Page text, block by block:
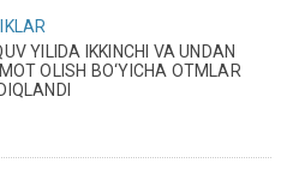
YILIDA IKKINCHI VA UNDAN
OLISH BO‘YICHA OTMLAR